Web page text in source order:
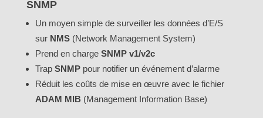
SNMP
Un moyen simple de surveiller les données d’E/S
sur NMS(Network Management System)
Prend en charge SNMP v1/v2c
Trap SNMPpour notifier un événement d’alarme
Réduit les coûts de mise en œuvre avec le fichier
ADAM MIB (Management Information Base)